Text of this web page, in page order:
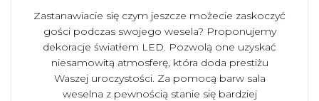
Zastanawiacie się czym jeszcze możecie zaskoczyć
gości podczas swojego wesela? Proponujemy
dekoracje światłem LED. Pozwolą one uzyskać
niesamowitą atmosferę, która doda prestiżu
Waszej uroczystości. Za pomocą barw sala
weselna z pewnością stanie się bardziej